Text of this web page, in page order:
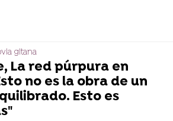
gitana
La red púrpura en
no es la obra de un
Esto es